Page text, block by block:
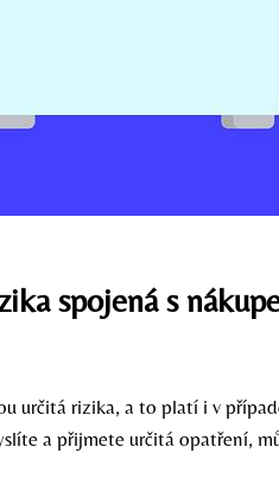
spojená s
určitá rizika, a to platí i v
a přijmete určitá opatření,